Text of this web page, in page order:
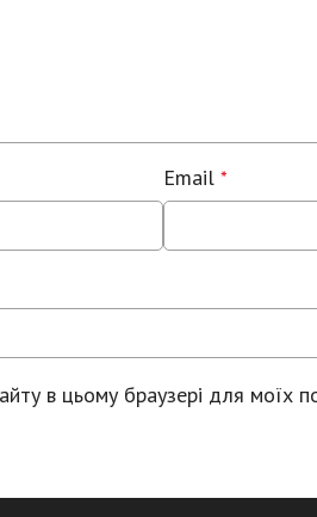
Email*
в цьому браузері для моїх